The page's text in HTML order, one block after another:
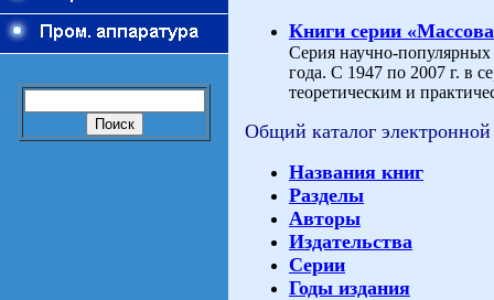
Книги серии
Серия научно-
года. С 1947 по 2007 г. в
теоретическим и
Общий каталог
Названия книг
Разделы
Авторы
Издательства
Серии
Годы издания